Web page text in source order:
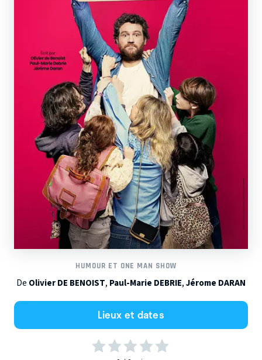
HUMOUR ET ONE MAN SHOW
De Olivier DE BENOIST, Paul-Marie DEBRIE,Jérome DARAN
Lieux et dates